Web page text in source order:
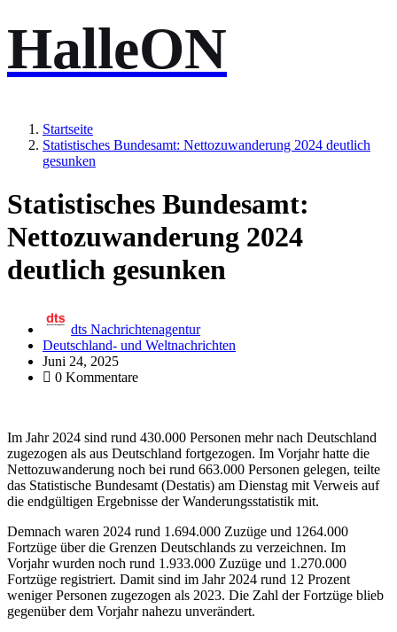
HalleON
Startseite
Statistisches Bundesamt: Nettozuwanderung 2024 deutlich
gesunken
Statistisches Bundesamt:
Nettozuwanderung 2024
deutlich gesunken
dts Nachrichtenagentur
Deutschland- und Weltnachrichten
Juni 24, 2025
0 Kommentare
Im Jahr 2024 sind rund 430.000 Personen mehr nach Deutschland
zugezogen als aus Deutschland fortgezogen. Im Vorjahr hatte die
Nettozuwanderung noch bei rund 663.000 Personen gelegen, teilte
das Statistische Bundesamt (Destatis) am Dienstag mit Verweis auf
die endgültigen Ergebnisse der Wanderungsstatistik mit.
Demnach waren 2024 rund 1.694.000 Zuzüge und 1264.000
Fortzüge über die Grenzen Deutschlands zu verzeichnen. Im
Vorjahr wurden noch rund 1.933.000 Zuzüge und 1.270.000
Fortzüge registriert. Damit sind im Jahr 2024 rund 12 Prozent
weniger Personen zugezogen als 2023. Die Zahl der Fortzüge blieb
gegenüber dem Vorjahr nahezu unverändert.